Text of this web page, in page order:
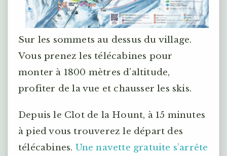
Sur les sommets au dessus du village.
Vous prenez les télécabines pour
monter à 1800 mètres d’altitude,
profiter de la vue et chausser les skis.
Depuis le Clot de la Hount, à 15 minutes
à pied vous trouverez le départ des
télécabines. Une navette gratuite s’arrête